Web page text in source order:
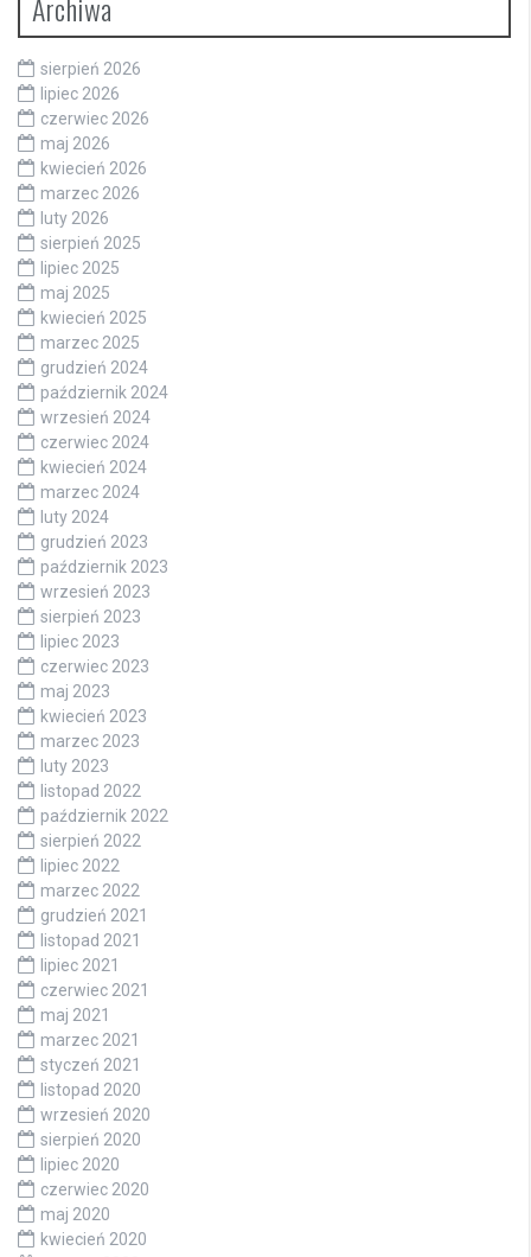
Archiwa
sierpień 2026
lipiec 2026
czerwiec 2026
maj 2026
kwiecień 2026
marzec 2026
luty 2026
sierpień 2025
lipiec 2025
maj 2025
kwiecień 2025
marzec 2025
grudzień 2024
październik 2024
wrzesień 2024
czerwiec 2024
kwiecień 2024
marzec 2024
luty 2024
grudzień 2023
październik 2023
wrzesień 2023
sierpień 2023
lipiec 2023
czerwiec 2023
maj 2023
kwiecień 2023
marzec 2023
luty 2023
listopad 2022
październik 2022
sierpień 2022
lipiec 2022
marzec 2022
grudzień 2021
listopad 2021
lipiec 2021
czerwiec 2021
maj 2021
marzec 2021
styczeń 2021
listopad 2020
wrzesień 2020
sierpień 2020
lipiec 2020
czerwiec 2020
maj 2020
kwiecień 2020